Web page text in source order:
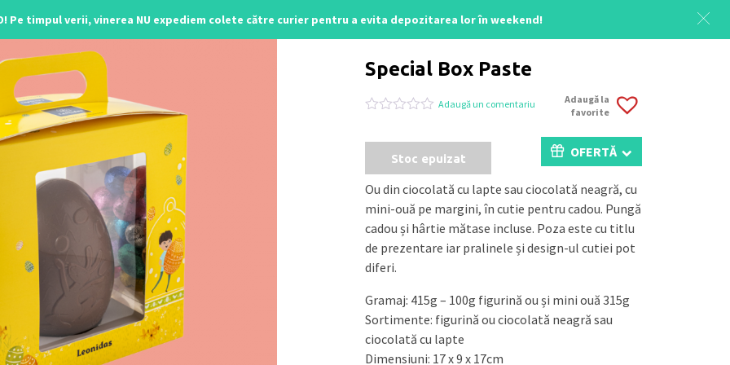
Pe timpul verii, vinerea NU expediem colete către curier pentru a evita depozitarea lor în weekend!
Special Box Paste
5
pe
a
evaluări
la
clienți
Adaugă un comentariu
Adaugă la
favorite
Stoc epuizat OFERTĂ
Ou din ciocolată cu lapte sau ciocolată neagră, cu
mini-ouă pe margini, în cutie pentru cadou. Pungă
cadou și hârtie mătase incluse. Poza este cu titlu
de prezentare iar pralinele și design-ul cutiei pot
diferi.
Gramaj: 415g – 100g figurină ou și mini ouă 315g
Sortimente: figurină ou ciocolată neagră sau
ciocolată cu lapte
Dimensiuni: 17 x 9 x 17cm